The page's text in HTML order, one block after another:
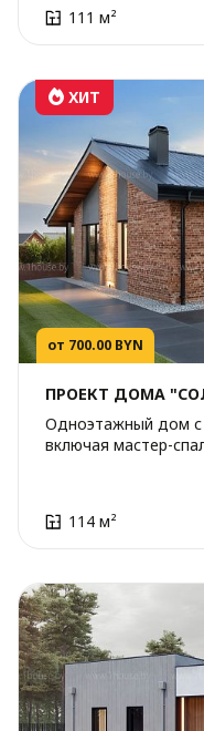
111 м²
от 700.00 BYN
ХИТ
ПРОЕКТ ДОМА
Одноэтажный дом с
включая мастер-
114 м²